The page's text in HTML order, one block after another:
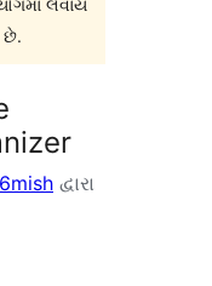
લેવાય
છે.
દ્વારા